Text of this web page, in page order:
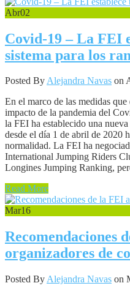
Abr02
Covid-19 – La FEI
sistema para los
Posted ByAlejandra Navas on
En el marco de las medidas
impacto de la pandemia del
la FEI ha establecido una
desde el día 1 de abril de 2020
normalidad. La FEI ha
International Jumping Riders
Longines Jumping Ranking,
Read More
Mar16
Recomendaciones
organizadores de
Posted By Alejandra Navas on